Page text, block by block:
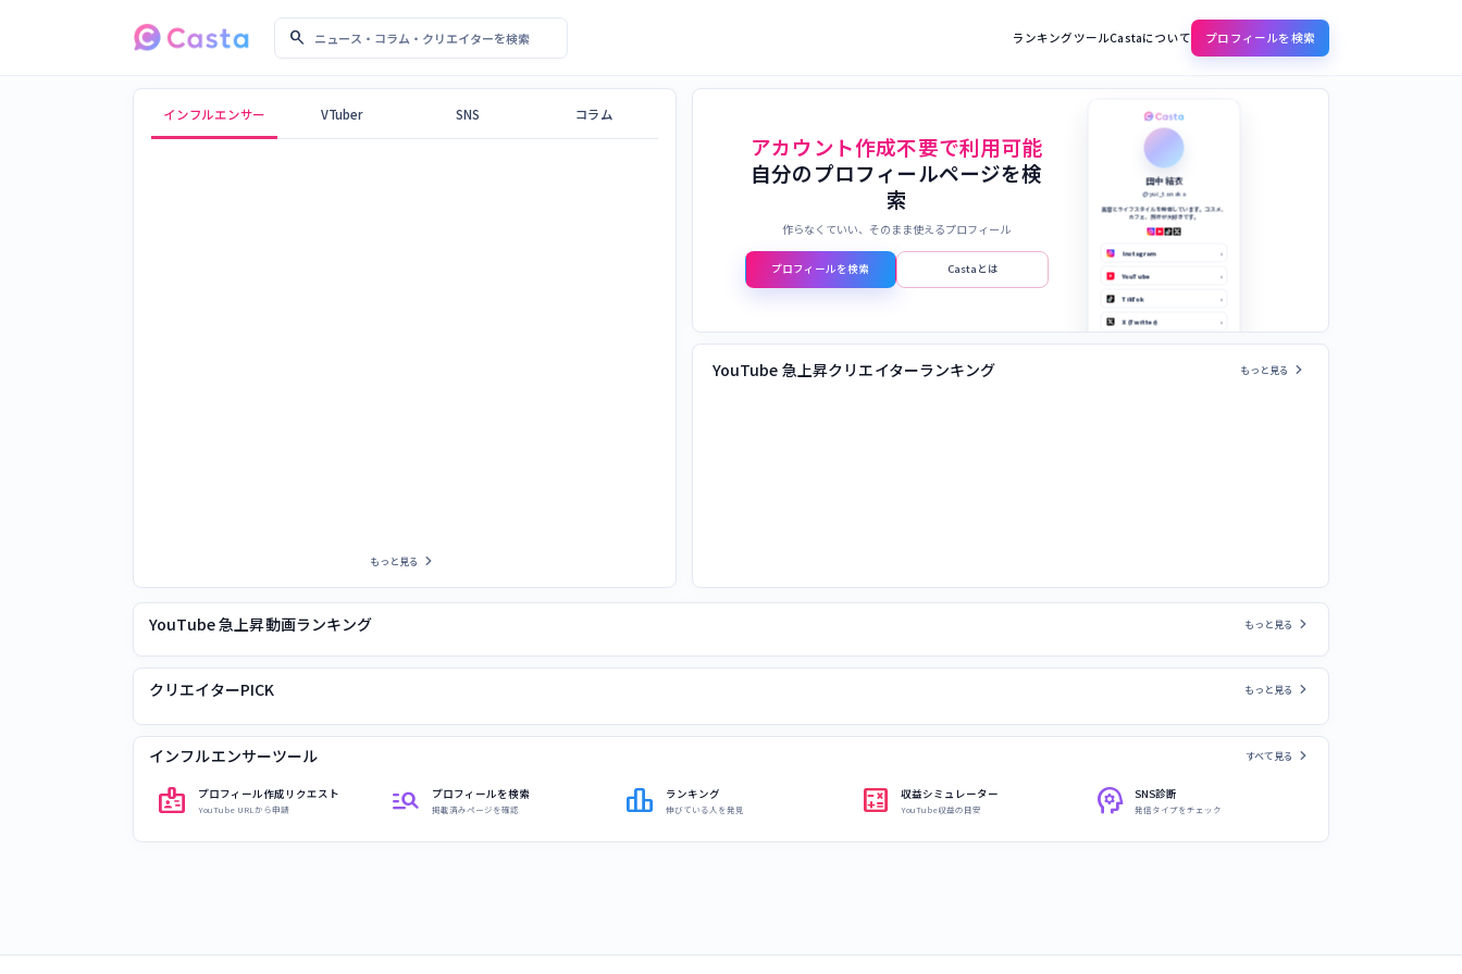
search
ニュース・コラム・クリエイターを検索
ランキング ツールCastaについて プロフィールを検索
Castaメディア
インフルエンサー VTuber SNS コラム
もっと見る chevron_right
アカウント作成不要で利用可能
自分のプロフィールページを検
索
作らなくていい、そのまま使えるプロフィール
プロフィールを検索 Castaとは
田中 結衣
@yui_tanaka
美容とライフスタイルを発信しています。コスメ、
カフェ、旅行が大好きです。
Instagram ›
YouTube ›
TikTok ›
X (Twitter) ›
公式サイト ›
YouTube 急上昇クリエイターランキング もっと見る chevron_right
YouTube 急上昇動画ランキング もっと見る chevron_right
クリエイターPICK もっと見る chevron_right
インフルエンサーツール すべて見る chevron_right
badge プロフィール作成リクエスト
YouTube URLから申請 manage_search プロフィールを検索
掲載済みページを確認 leaderboard ランキング
伸びている人を発見 calculate 収益シミュレーター
YouTube収益の目安 psychology SNS診断
発信タイプをチェック